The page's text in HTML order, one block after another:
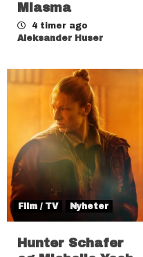
Miasma
4 timer ago
Aleksander Huser
Film / TV Nyheter
Hunter Schafer